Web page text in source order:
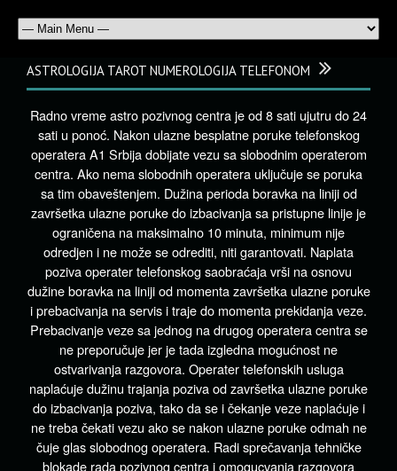
ASTROLOGIJA TAROT NUMEROLOGIJA TELEFONOM
Radno vreme astro pozivnog centra je od 8 sati ujutru do 24
sati u ponoć. Nakon ulazne besplatne poruke telefonskog
operatera A1 Srbija dobijate vezu sa slobodnim operaterom
centra. Ako nema slobodnih operatera uključuje se poruka
sa tim obaveštenjem. Dužina perioda boravka na liniji od
završetka ulazne poruke do izbacivanja sa pristupne linije je
ograničena na maksimalno 10 minuta, minimum nije
odredjen i ne može se odrediti, niti garantovati. Naplata
poziva operater telefonskog saobraćaja vrši na osnovu
dužine boravka na liniji od momenta završetka ulazne poruke
i prebacivanja na servis i traje do momenta prekidanja veze.
Prebacivanje veze sa jednog na drugog operatera centra se
ne preporučuje jer je tada izgledna mogućnost ne
ostvarivanja razgovora. Operater telefonskih usluga
naplaćuje dužinu trajanja poziva od završetka ulazne poruke
do izbacivanja poziva, tako da se i čekanje veze naplaćuje i
ne treba čekati vezu ako se nakon ulazne poruke odmah ne
čuje glas slobodnog operatera. Radi sprečavanja tehničke
blokade rada pozivnog centra i omogucvanja razgovora